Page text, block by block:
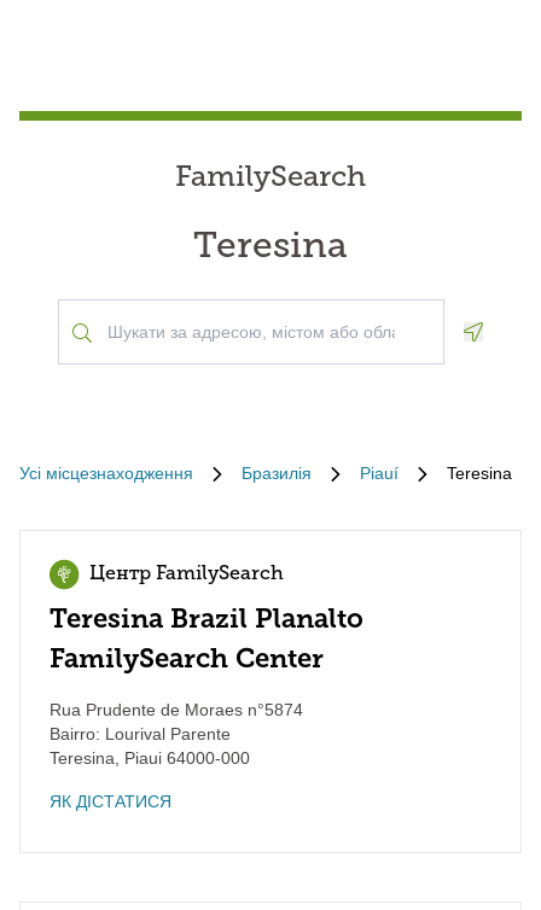
FamilySearch
Teresina
Усі місцезнаходження Бразилія Piauí Teresina
Центр FamilySearch
Teresina Brazil Planalto
FamilySearch Center
Rua Prudente de Moraes n°5874
Bairro: Lourival Parente
Teresina
Piaui 64000-000
ЯК ДІСТАТИСЯ